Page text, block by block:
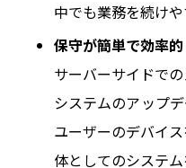
中でも業務を続けや
保守が簡単で効率的
サーバーサイドで
システムのアップ
ユーザーのデバイ
体としてのシステ